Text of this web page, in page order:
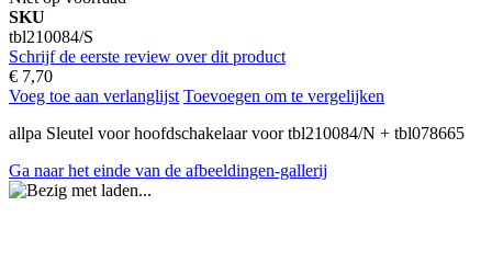
SKU
tbl210084/S
Schrijf de eerste review over dit product
€ 7,70
Voeg toe aan verlanglijst Toevoegen om te vergelijken
allpa Sleutel voor hoofdschakelaar voor tbl210084/N + tbl078665
Ga naar het einde van de afbeeldingen-gallerij